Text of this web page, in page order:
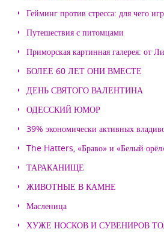
Гейминг против стресса: для чего
Путешествия с питомцами
Приморская картинная галерея: от
БОЛЕЕ 60 ЛЕТ ОНИ ВМЕСТЕ
ДЕНЬ СВЯТОГО ВАЛЕНТИНА
ОДЕССКИЙ ЮМОР
39% экономически активных
The Hatters, «Браво» и «Белый
ТАРАКАНИЩЕ
ЖИВОТНЫЕ В КАМНЕ
Масленица
ХУЖЕ НОСКОВ И СУВЕНИРОВ